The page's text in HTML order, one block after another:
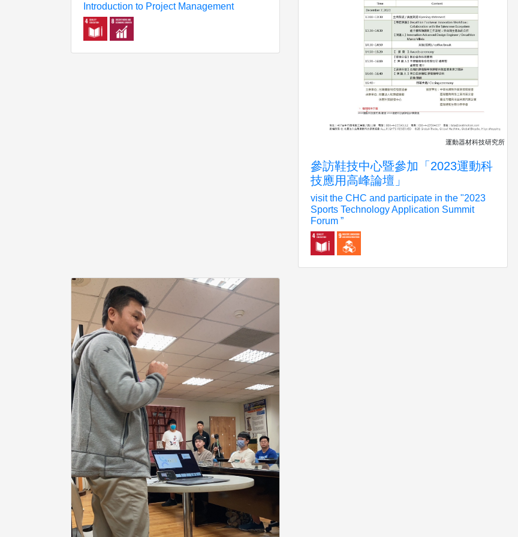
Introduction to Project Management
運動器材科技研究所
參訪鞋技中心暨參加「2023運動科
技應用高峰論壇」
visit the CHC and participate in the "2023
Sports Technology Application Summit
Forum ”